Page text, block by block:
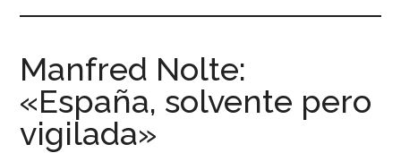
Manfred Nolte:
«España, solvente pero
vigilada»